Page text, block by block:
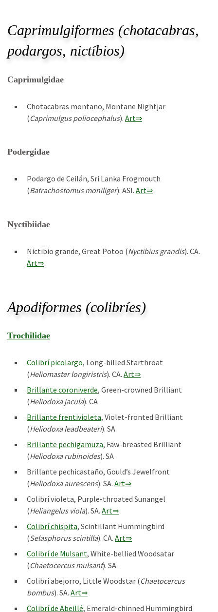
Caprimulgiformes (chotacabras,
podargos, nictíbios)
Caprimulgidae
Chotacabras montano, Montane Nightjar
(Caprimulgus poliocephalus). Art⇒
Podergidae
Podargo de Ceilán, Sri Lanka Frogmouth
(Batrachostomus moniliger). ASI. Art⇒
Nyctibiidae
Nictibio grande, Great Potoo (Nyctibius grandis). CA.
Art⇒
Apodiformes (colibríes)
Trochilidae
Colibrí picolargo, Long-billed Starthroat
(Heliomaster longiristris). CA. Art⇒
Brillante coroniverde, Green-crowned Brilliant
(Heliodoxa jacula). CA
Brillante frentivioleta, Violet-fronted Brilliant
(Heliodoxa leadbeateri). SA
Brillante pechigamuza, Faw-breasted Brilliant
(Heliodoxa rubinoides). SA
Brillante pechicastaño, Gould’s Jewelfront
(Heliodoxa aurescens). SA. Art⇒
Colibrí violeta, Purple-throated Sunangel
(Heliangelus viola). SA. Art⇒
Colibrí chispita, Scintillant Hummingbird
(Selasphorus scintilla). CA. Art⇒
Colibrí de Mulsant, White-bellied Woodsatar
(Chaetocercus mulsant). SA.
Colibrí abejorro, Little Woodstar (Chaetocercus
bombus). SA. Art⇒
Colibrí de Abeillé, Emerald-chinned Hummingbird